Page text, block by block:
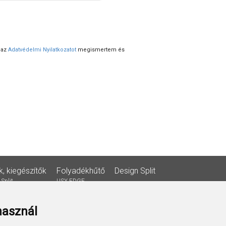
Adatvédelmi Nyilatkozatot megismertem és
kiegészítők
Split
Folyadékhűtő
USX EDGE
Design Split